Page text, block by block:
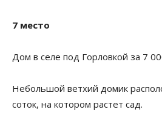
7 место
Дом в селе под Горловкой за 7
Небольшой ветхий домик
соток, на котором растет сад.